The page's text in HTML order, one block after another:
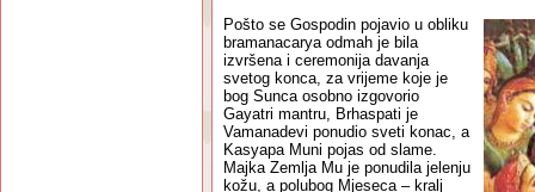
Pošto se Gospodin pojavio u obliku
bramanacarya odmah je bila
izvršena i ceremonija davanja
svetog konca, za vrijeme koje je
bog Sunca osobno izgovorio
Gayatri mantru, Brhaspati je
Vamanadevi ponudio sveti konac, a
Kasyapa Muni pojas od slame.
Majka Zemlja Mu je ponudila jelenju
kožu, a polubog Mjeseca – kralj